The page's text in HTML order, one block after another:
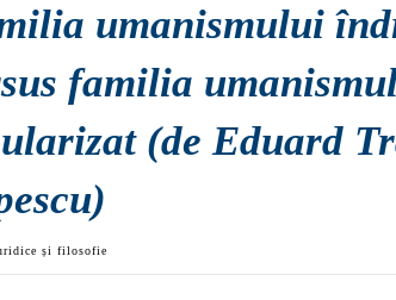
umanismului
familia
(de Eduard
și filosofie